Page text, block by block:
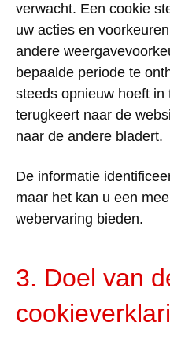
verwacht. Een cookie
uw acties en
andere
bepaalde periode te
steeds opnieuw hoeft in
terugkeert naar de
naar de andere bladert.
De informatie
maar het kan u een
webervaring bieden.
3. Doel van